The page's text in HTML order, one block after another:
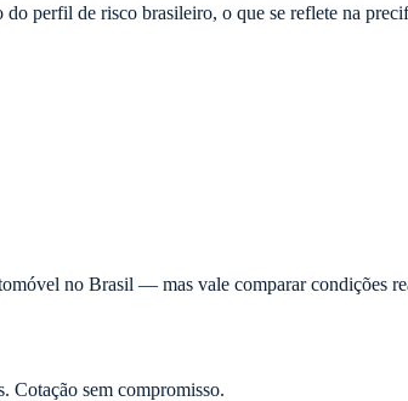
perfil de risco brasileiro, o que se reflete na
no Brasil — mas vale comparar condições
Cotação sem compromisso.